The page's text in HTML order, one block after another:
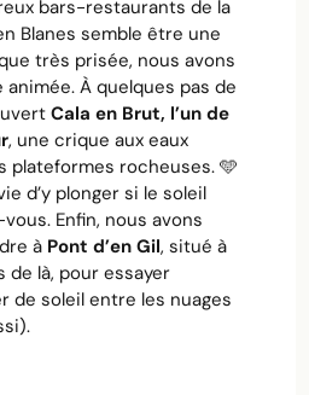
bars-restaurants de la
Blanes semble être une
très prisée, nous avons
animée. À quelques pas de
Cala en Brut, l’un de
, une crique aux eaux
plateformes rocheuses. 🩵
d’y plonger si le soleil
Enfin, nous avons
à Pont d’en Gil, situé à
là, pour essayer
de soleil entre les nuages